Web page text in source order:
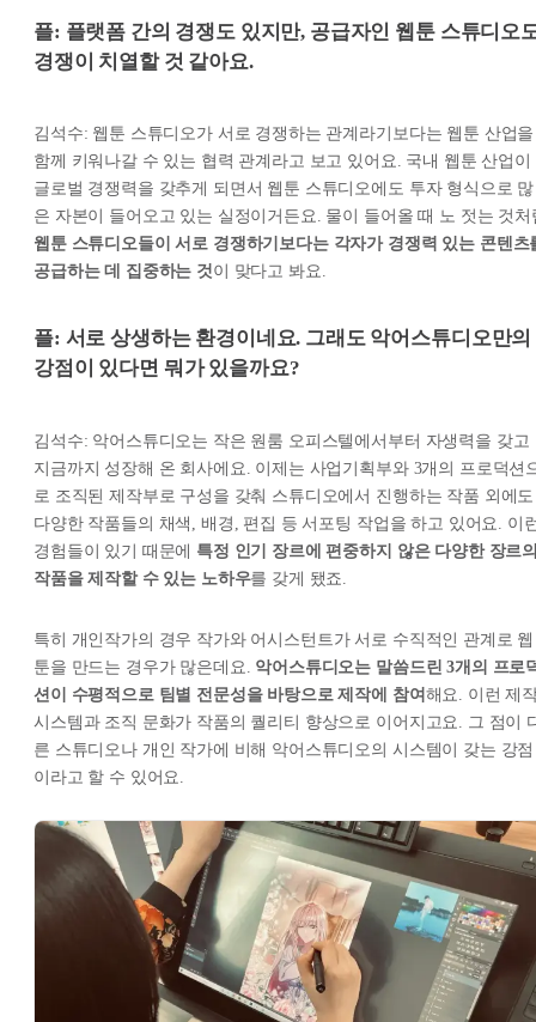
플: 플랫폼 간의 경쟁도 있지만, 공급자인 웹툰 스튜디오
경쟁이 치열할 것 같아요.
김석수: 웹툰 스튜디오가 서로 경쟁하는 관계라기보다는 웹툰 산업을
함께 키워나갈 수 있는 협력 관계라고 보고 있어요. 국내 웹툰 산업이
글로벌 경쟁력을 갖추게 되면서 웹툰 스튜디오에도 투자 형식으로 많
은 자본이 들어오고 있는 실정이거든요. 물이 들어올 때 노 젓는 것처
웹툰 스튜디오들이 서로 경쟁하기보다는 각자가 경쟁력 있는 콘텐츠
공급하는 데 집중하는 것이 맞다고 봐요.
플: 서로 상생하는 환경이네요. 그래도 악어스튜디오만의
강점이 있다면 뭐가 있을까요?
김석수: 악어스튜디오는 작은 원룸 오피스텔에서부터 자생력을 갖고
지금까지 성장해 온 회사에요. 이제는 사업기획부와 3개의 프로덕션
로 조직된 제작부로 구성을 갖춰 스튜디오에서 진행하는 작품 외에도
다양한 작품들의 채색, 배경, 편집 등 서포팅 작업을 하고 있어요. 이
경험들이 있기 때문에 특정 인기 장르에 편중하지 않은 다양한 장르
작품을 제작할 수 있는 노하우를 갖게 됐죠.
특히 개인작가의 경우 작가와 어시스턴트가 서로 수직적인 관계로 웹
툰을 만드는 경우가 많은데요. 악어스튜디오는 말씀드린 3개의 프로
션이 수평적으로 팀별 전문성을 바탕으로 제작에 참여 해요. 이런 제
시스템과 조직 문화가 작품의 퀄리티 향상으로 이어지고요. 그 점이
른 스튜디오나 개인 작가에 비해 악어스튜디오의 시스템이 갖는 강점
이라고 할 수 있어요.